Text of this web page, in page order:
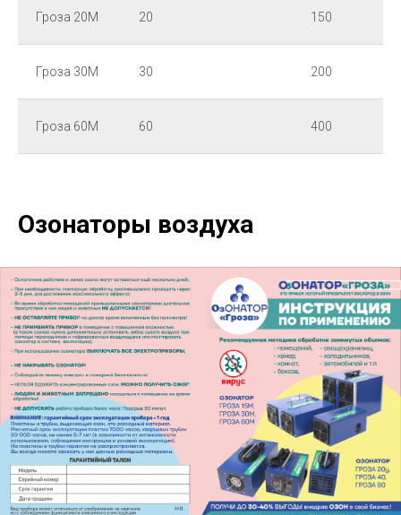
Гроза 20М 20 150
Гроза 30М 30 200
Гроза 60М 60 400
Озонаторы воздуха